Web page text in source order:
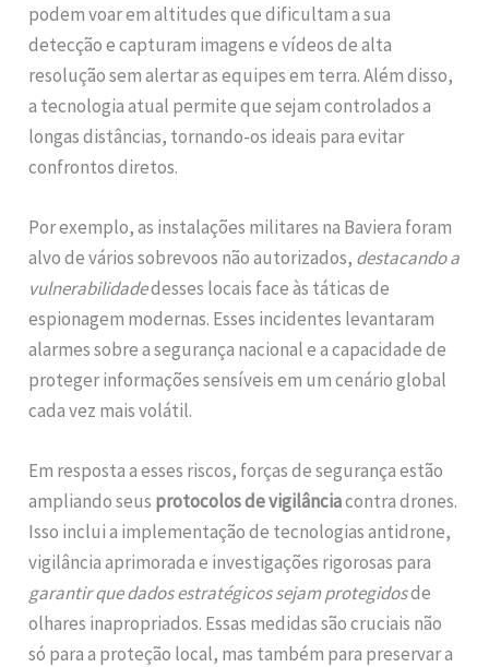
podem voar em altitudes que dificultam a sua
detecção e capturam imagens e vídeos de alta
resolução sem alertar as equipes em terra. Além disso,
a tecnologia atual permite que sejam controlados a
longas distâncias, tornando-os ideais para evitar
confrontos diretos.
Por exemplo, as instalações militares na Baviera foram
alvo de vários sobrevoos não autorizados, destacando a
vulnerabilidadedesses locais face às táticas de
espionagem modernas. Esses incidentes levantaram
alarmes sobre a segurança nacional e a capacidade de
proteger informações sensíveis em um cenário global
cada vez mais volátil.
Em resposta a esses riscos, forças de segurança estão
ampliando seus protocolos de vigilânciacontra drones.
Isso inclui a implementação de tecnologias antidrone,
vigilância aprimorada e investigações rigorosas para
garantir que dados estratégicos sejam protegidosde
olhares inapropriados. Essas medidas são cruciais não
só para a proteção local, mas também para preservar a